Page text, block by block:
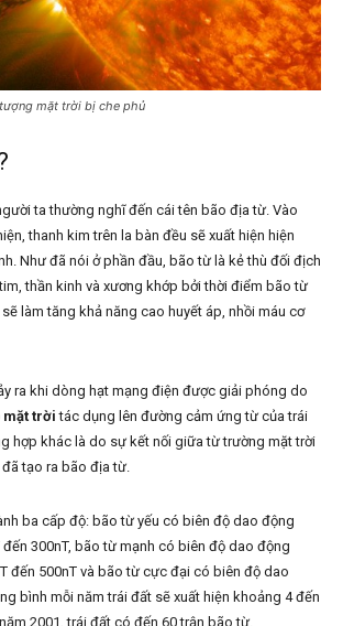
mặt trời bị che phủ
ta thường nghĩ đến cái tên bão địa từ. Vào
thanh kim trên la bàn đều sẽ xuất hiện hiện
Như đã nói ở phần đầu, bão từ là kẻ thù đối địch
thần kinh và xương khớp bởi thời điểm bão từ
làm tăng khả năng cao huyết áp, nhồi máu cơ
ra khi dòng hạt mạng điện được giải phóng do
mặt trời tác dụng lên đường cảm ứng từ của trái
hợp khác là do sự kết nối giữa từ trường mặt trời
tạo ra bão địa từ.
ba cấp độ: bão từ yếu có biên độ dao động
300nT, bão từ mạnh có biên độ dao động
đến 500nT và bão từ cực đại có biên độ dao
bình mỗi năm trái đất sẽ xuất hiện khoảng 4 đến
2001, trái đất có đến 60 trận bão từ.